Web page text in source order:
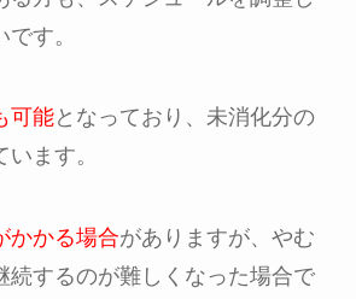
す。
可能となっており、未消化分の
ます。
かかる場合がありますが、やむ
続するのが難しくなった場合で